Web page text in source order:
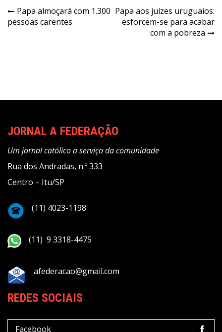
Navegação
de
Papa almoçará com 1.300
pessoas carentes
Papa aos juízes uruguaios:
esforcem-se para acabar
com a pobreza
JORNAL A FEDERAÇÃO
Um jornal católico a serviço da comunidade
Rua dos Andradas, n.º 333
Centro – Itu/SP
(11) 4023-1198
(11) 9 3318-4475
afederacao@gmail.com
REDES SOCIAIS
Facebook